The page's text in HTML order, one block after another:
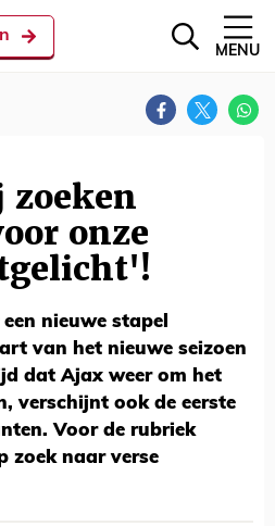
MENU
zoeken
onze
nieuwe stapel
van het nieuwe seizoen
dat Ajax weer om het
verschijnt ook de eerste
Voor de rubriek
zoek naar verse